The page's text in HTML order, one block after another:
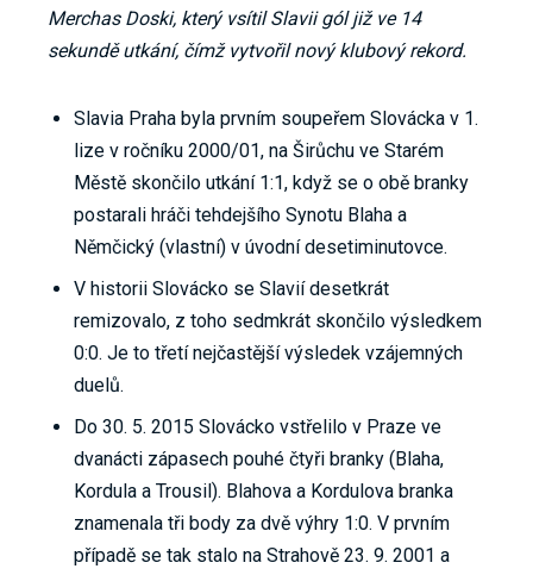
Merchas Doski, který vsítil Slavii gól již ve 14
sekundě utkání, čímž vytvořil nový klubový rekord.
Slavia Praha byla prvním soupeřem Slovácka v 1.
lize v ročníku 2000/01, na Širůchu ve Starém
Městě skončilo utkání 1:1, když se o obě branky
postarali hráči tehdejšího Synotu Blaha a
Němčický (vlastní) v úvodní desetiminutovce.
V historii Slovácko se Slavií desetkrát
remizovalo, z toho sedmkrát skončilo výsledkem
0:0. Je to třetí nejčastější výsledek vzájemných
duelů.
Do 30. 5. 2015 Slovácko vstřelilo v Praze ve
dvanácti zápasech pouhé čtyři branky (Blaha,
Kordula a Trousil). Blahova a Kordulova branka
znamenala tři body za dvě výhry 1:0. V prvním
případě se tak stalo na Strahově 23. 9. 2001 a